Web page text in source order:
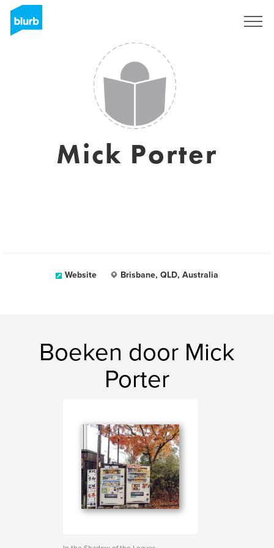
Mick Porter
Website Brisbane, QLD, Australia
Boeken door Mick
Porter